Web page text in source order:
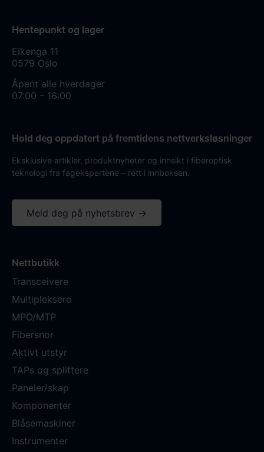
Hentepunkt og lager
Eikenga 11
0579 Oslo
Åpent alle hverdager
07:00 – 16:00
Hold deg oppdatert på fremtidens nettverksløsninger
Eksklusive artikler, produktnyheter og innsikt i fiberoptisk
teknologi fra fagekspertene – rett i innboksen.
Meld deg på nyhetsbrev →
Nettbutikk
Transceivere
Multipleksere
MPO/MTP
Fibersnor
Aktivt utstyr
TAPs og splittere
Paneler/skap
Komponenter
Blåsemaskiner
Instrumenter